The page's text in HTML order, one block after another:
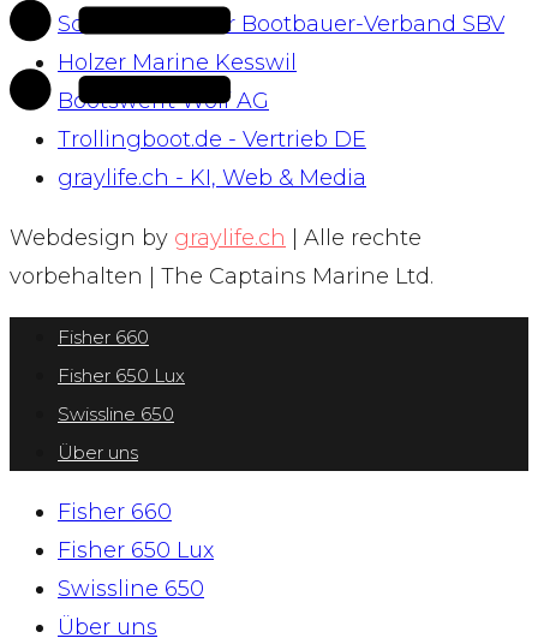
Schweizerischer Bootbauer-Verband SBV
Holzer Marine Kesswil
Bootswerft Wolf AG
Trollingboot.de - Vertrieb DE
graylife.ch - KI, Web & Media
Webdesign by graylife.ch | Alle rechte
vorbehalten | The Captains Marine Ltd.
Fisher 660
Fisher 650 Lux
Swissline 650
Über uns
Fisher 660
Fisher 650 Lux
Swissline 650
Über uns